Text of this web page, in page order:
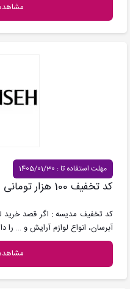
مهلت استفاده تا : 1405/01/30
کد تخفیف 100 هزار تومانی مدیسه برای خرید لوازم آرایشی
کد تخفیف مدیسه : اگر قصد خرید
آبرسان، انواع لوازم آرایش و … را